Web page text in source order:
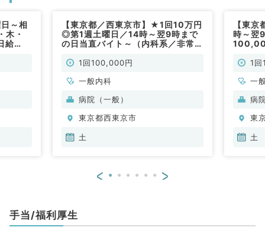
～相
木・
給
【東京都／西東京市】★1回10万円
◎第1週土曜日／14時～翌9時まで
の日当直バイト～（内科系／非常
1回100,000円
一般内科
病院（一般）
東京都西東京市
土
【東
時～翌
1
一
病
東
土
< >
手当/福利厚生